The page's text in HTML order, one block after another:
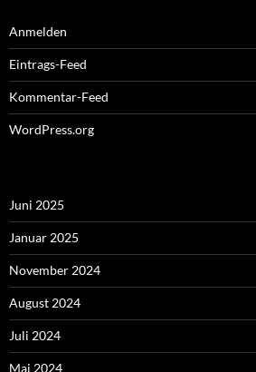
Anmelden
Eintrags-Feed
Kommentar-Feed
WordPress.org
Juni 2025
Januar 2025
November 2024
August 2024
Juli 2024
Mai 2024